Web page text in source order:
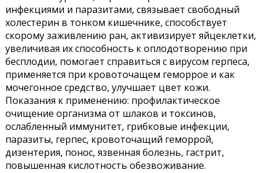
инфекциями и паразитами, связывает свободный
холестерин в тонком кишечнике, способствует
скорому заживлению ран, активизирует яйцеклетки,
увеличивая их способность к оплодотворению при
бесплодии, помогает справиться с вирусом герпеса,
применяется при кровоточащем геморрое и как
мочегонное средство, улучшает цвет кожи.
Показания к применению: профилактическое
очищение организма от шлаков и токсинов,
ослабленный иммунитет, грибковые инфекции,
паразиты, герпес, кровоточащий геморрой,
дизентерия, понос, язвенная болезнь, гастрит,
повышенная кислотность обезвоживание.